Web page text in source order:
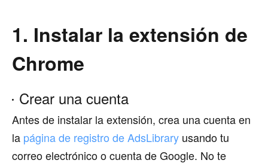
1. Instalar la extensión de
Chrome
Crear una cuenta
Antes de instalar la extensión, crea una cuenta en
la página de registro de AdsLibrary usando tu
correo electrónico o cuenta de Google. No te